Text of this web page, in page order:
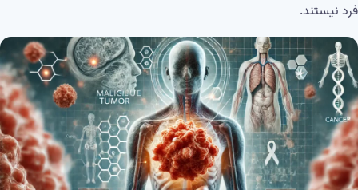
فرد نیستند.